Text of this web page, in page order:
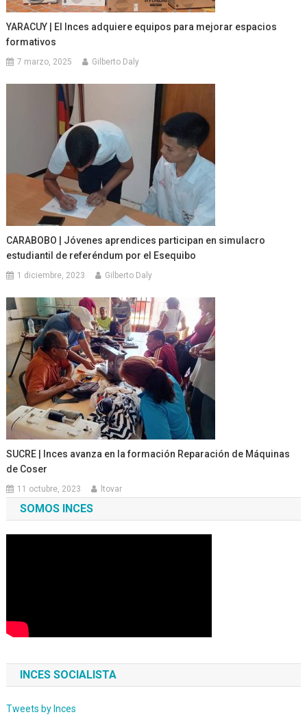
YARACUY | El Inces adquiere equipos para mejorar espacios
formativos
7 marzo, 2025 Gilberto Daly
CARABOBO | Jóvenes aprendices participan en simulacro
estudiantil de referéndum por el Esequibo
1 diciembre, 2023 Gilberto Daly
SUCRE | Inces avanza en la formación Reparación de Máquinas
de Coser
11 octubre, 2023 ltovar
SOMOS INCES
INCES SOCIALISTA
Tweets by Inces